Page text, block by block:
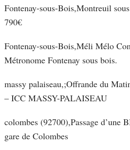
Fontenay-sous-Bois,Montreuil
790€
Fontenay-sous-Bois,Méli Mélo
Métronome Fontenay sous bois.
massy palaiseau,;Offrande du
– ICC MASSY-PALAISEAU
colombes (92700),Passage d’une
gare de Colombes